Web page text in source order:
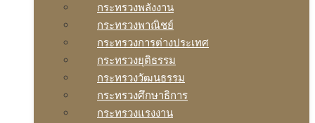
กระทรวงพลังงาน
กระทรวงพาณิชย์
กระทรวงการต่างประเทศ
กระทรวงยุติธรรม
กระทรวงวัฒนธรรม
กระทรวงศึกษาธิการ
กระทรวงแรงงาน